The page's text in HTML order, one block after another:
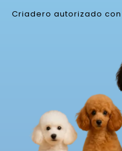
Criadero autorizado con